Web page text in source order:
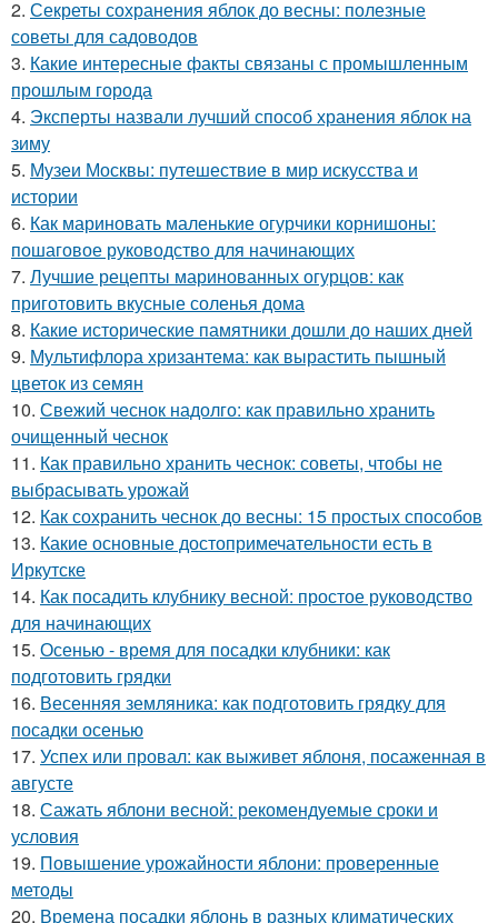
2. Секреты сохранения яблок до весны: полезные
советы для садоводов
3. Какие интересные факты связаны с промышленным
прошлым города
4. Эксперты назвали лучший способ хранения яблок на
зиму
5. Музеи Москвы: путешествие в мир искусства и
истории
6. Как мариновать маленькие огурчики корнишоны:
пошаговое руководство для начинающих
7. Лучшие рецепты маринованных огурцов: как
приготовить вкусные соленья дома
8. Какие исторические памятники дошли до наших дней
9. Мультифлора хризантема: как вырастить пышный
цветок из семян
10. Свежий чеснок надолго: как правильно хранить
очищенный чеснок
11. Как правильно хранить чеснок: советы, чтобы не
выбрасывать урожай
12. Как сохранить чеснок до весны: 15 простых способов
13. Какие основные достопримечательности есть в
Иркутске
14. Как посадить клубнику весной: простое руководство
для начинающих
15. Осенью - время для посадки клубники: как
подготовить грядки
16. Весенняя земляника: как подготовить грядку для
посадки осенью
17. Успех или провал: как выживет яблоня, посаженная в
августе
18. Сажать яблони весной: рекомендуемые сроки и
условия
19. Повышение урожайности яблони: проверенные
методы
20. Времена посадки яблонь в разных климатических